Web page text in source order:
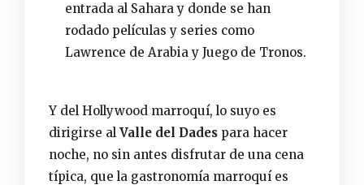
entrada al Sahara y donde se han
rodado películas y series como
Lawrence de Arabia y Juego de Tronos.
Y del Hollywood marroquí, lo suyo es
dirigirse al Valle del Dades para hacer
noche, no sin antes disfrutar de una cena
típica, que la gastronomía marroquíes